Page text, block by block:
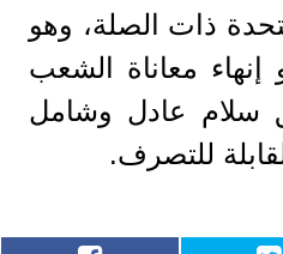
ذات الصلة، وهو
معاناة الشعب
سلام عادل وشامل
للتصرف.